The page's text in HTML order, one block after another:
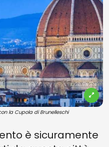
la Cupola di Brunelleschi
è sicuramente